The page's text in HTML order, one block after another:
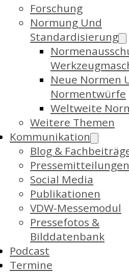
Forschung
Normung Und
Standardisierung
Neue Normen
Normentwürfe
Weltweite
Weitere Themen
Kommunikation
Blog &
Pressemitteilungen
Social Media
Publikationen
VDW-Messemodul
Pressefotos &
Bilddatenbank
Podcast
Termine